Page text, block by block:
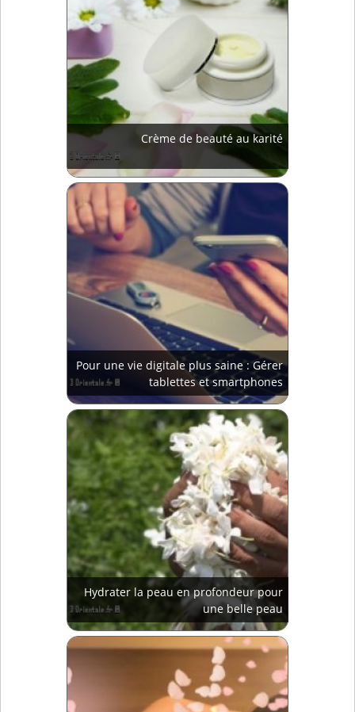
Crème de beauté au karité
Pour une vie digitale plus saine : Gérer
tablettes et smartphones
Hydrater la peau en profondeur pour
une belle peau